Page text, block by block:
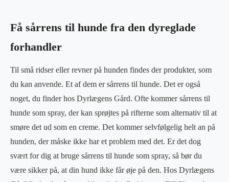
Få sårrens til hunde fra den dyreglade
forhandler
Til små ridser eller revner på hunden findes der produkter, som
du kan anvende. Et af dem er sårrens til hunde. Det er også
noget, du finder hos Dyrlægens Gård. Ofte kommer sårrens til
hunde som spray, der kan sprøjtes på rifterne som alternativ til at
smøre det ud som en creme. Det kommer selvfølgelig helt an på
hunden, der måske ikke har et problem med det. Er det dog
svært for dig at bruge sårrens til hunde som spray, så bør du
være sikker på, at din hund ikke får øje på den. Hos Dyrlægens